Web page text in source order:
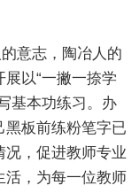
意志，陶冶人的
以“一撇一捺学
基本功练习。办
黑板前练粉笔字已
况，促进教师专业
活，为每一位教师